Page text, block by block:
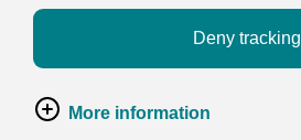
Deny tracking
More information